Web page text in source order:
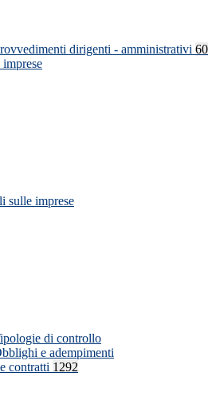
dirigenti - amministrativi 60
sulle imprese
di controllo
e adempimenti
contratti 1292